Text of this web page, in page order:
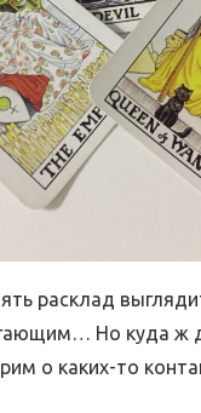
расклад
Но куда ж
о каких-то